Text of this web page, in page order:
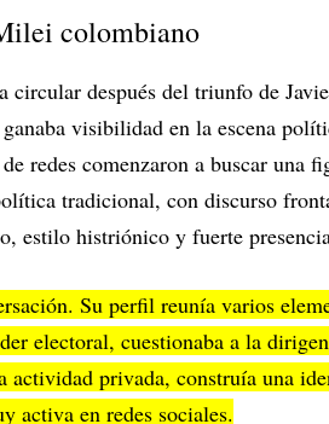
colombiano
después del triunfo de
visibilidad en la escena
redes comenzaron a buscar una
tradicional, con discurso
estilo histriónico y fuerte
Su perfil reunía varios
electoral, cuestionaba a la
actividad privada, construía una
activa en redes sociales.